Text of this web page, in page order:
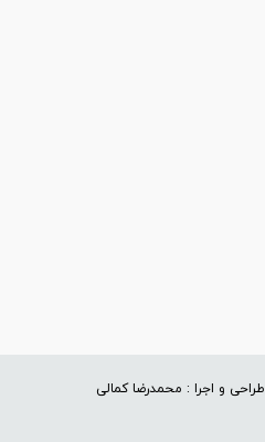
طراحی و اجرا : محمدرضا کمالی